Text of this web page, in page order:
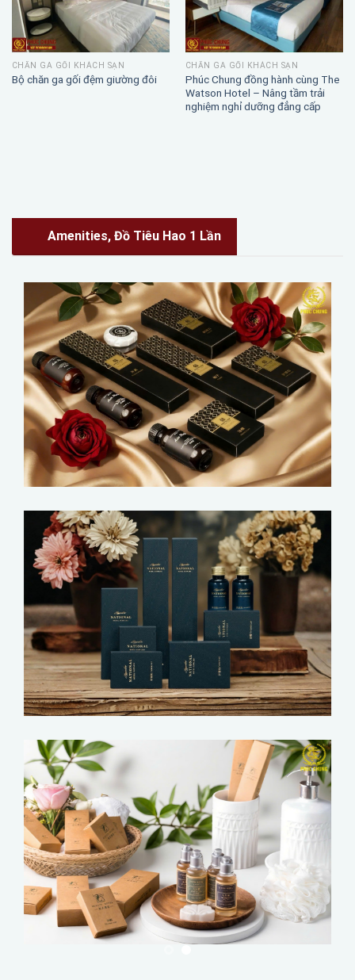
CHĂN GA GỐI KHÁCH SẠN
Bộ chăn ga gối đệm giường đôi
CHĂN GA GỐI KHÁCH SẠN
Phúc Chung đồng hành cùng The
Watson Hotel – Nâng tầm trải
nghiệm nghỉ dưỡng đẳng cấp
Amenities, Đồ Tiêu Hao 1 Lần